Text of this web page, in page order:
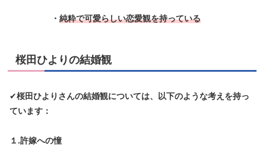
・ 純粋で可愛らしい恋愛観を持っている
桜田ひよりの結婚観
✔桜田ひよりさんの結婚観については、以下のような考えを持っ
ています：
１.許嫁への憧